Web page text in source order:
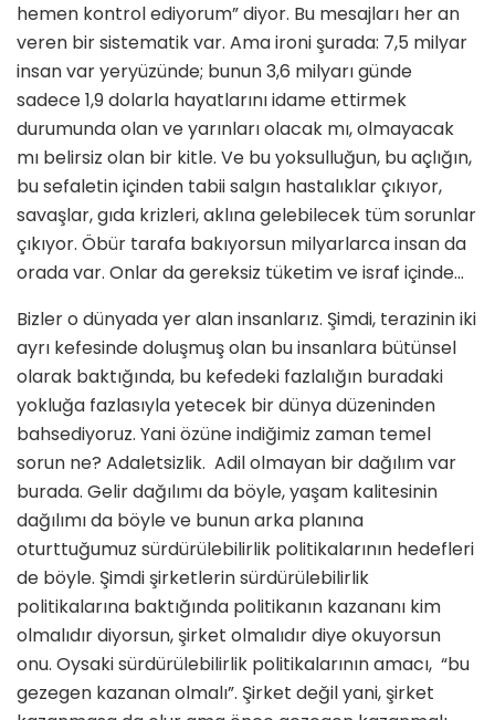
hemen kontrol ediyorum” diyor. Bu mesajları her an
veren bir sistematik var. Ama ironi şurada: 7,5 milyar
insan var yeryüzünde; bunun 3,6 milyarı günde
sadece 1,9 dolarla hayatlarını idame ettirmek
durumunda olan ve yarınları olacak mı, olmayacak
mı belirsiz olan bir kitle. Ve bu yoksulluğun, bu açlığın,
bu sefaletin içinden tabii salgın hastalıklar çıkıyor,
savaşlar, gıda krizleri, aklına gelebilecek tüm sorunlar
çıkıyor. Öbür tarafa bakıyorsun milyarlarca insan da
orada var. Onlar da gereksiz tüketim ve israf içinde…
Bizler o dünyada yer alan insanlarız. Şimdi, terazinin iki
ayrı kefesinde doluşmuş olan bu insanlara bütünsel
olarak baktığında, bu kefedeki fazlalığın buradaki
yokluğa fazlasıyla yetecek bir dünya düzeninden
bahsediyoruz. Yani özüne indiğimiz zaman temel
sorun ne? Adaletsizlik. Adil olmayan bir dağılım var
burada. Gelir dağılımı da böyle, yaşam kalitesinin
dağılımı da böyle ve bunun arka planına
oturttuğumuz sürdürülebilirlik politikalarının hedefleri
de böyle. Şimdi şirketlerin sürdürülebilirlik
politikalarına baktığında politikanın kazananı kim
olmalıdır diyorsun, şirket olmalıdır diye okuyorsun
onu. Oysaki sürdürülebilirlik politikalarının amacı, “bu
gezegen kazanan olmalı”. Şirket değil yani, şirket